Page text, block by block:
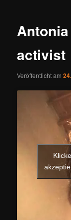
activist
Veröffentlicht am